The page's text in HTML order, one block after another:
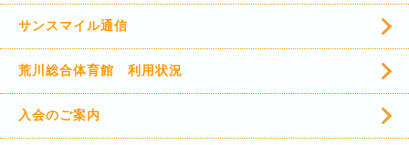
サンスマイル通信
荒川総合体育館 利用状況
入会のご案内